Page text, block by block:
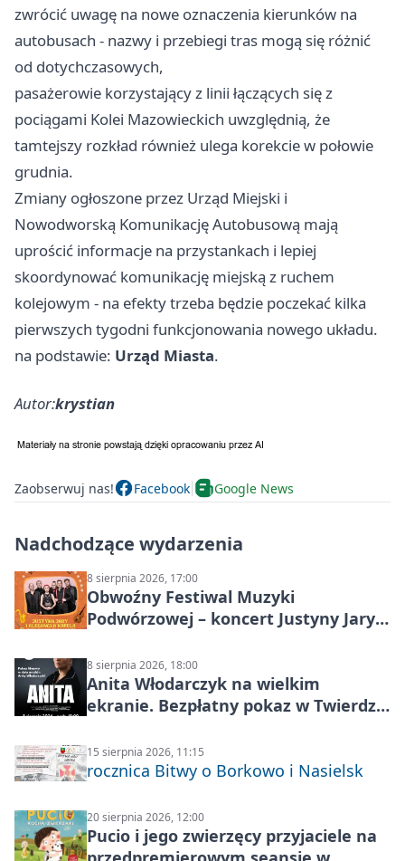
zwrócić uwagę na nowe oznaczenia kierunków na
autobusach - nazwy i przebiegi tras mogą się różnić
od dotychczasowych,
pasażerowie korzystający z linii łączących się z
pociągami Kolei Mazowieckich uwzględnią, że
tamtejszy rozkład również ulega korekcie w połowie
grudnia.
Zmiany ogłoszone przez Urząd Miejski i
Nowodworską Komunikację Autobusową mają
uprościć informacje na przystankach i lepiej
skoordynować komunikację miejską z ruchem
kolejowym - na efekty trzeba będzie poczekać kilka
pierwszych tygodni funkcjonowania nowego układu.
na podstawie: Urząd Miasta.
Autor:krystian
Zaobserwuj nas! Facebook Google News
Nadchodzące wydarzenia
8 sierpnia 2026, 17:00
Obwoźny Festiwal Muzyki
Podwórzowej – koncert Justyny Jary i
8 sierpnia 2026, 18:00
Anita Włodarczyk na wielkim
ekranie. Bezpłatny pokaz w Twierdzy
15 sierpnia 2026, 11:15
rocznica Bitwy o Borkowo i Nasielsk
20 sierpnia 2026, 12:00
Pucio i jego zwierzęcy przyjaciele na